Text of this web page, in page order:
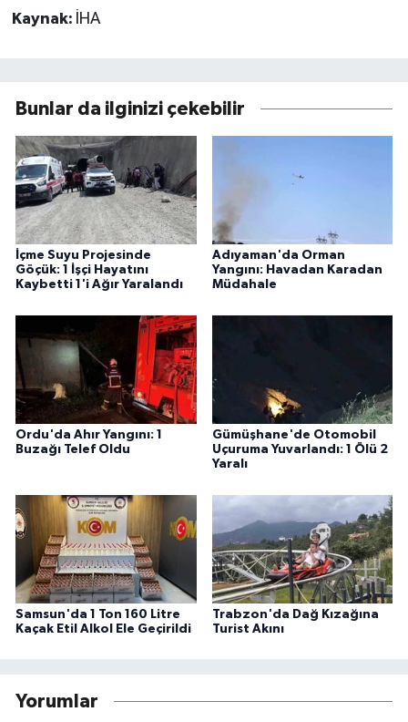
Kaynak: İHA
Bunlar da ilginizi çekebilir
İçme Suyu Projesinde
Göçük: 1 İşçi Hayatını
Kaybetti 1'i Ağır Yaralandı
Adıyaman'da Orman
Yangını: Havadan Karadan
Müdahale
Ordu'da Ahır Yangını: 1
Buzağı Telef Oldu
Gümüşhane'de Otomobil
Uçuruma Yuvarlandı: 1 Ölü 2
Yaralı
Samsun'da 1 Ton 160 Litre
Kaçak Etil Alkol Ele Geçirildi
Trabzon'da Dağ Kızağına
Turist Akını
Yorumlar